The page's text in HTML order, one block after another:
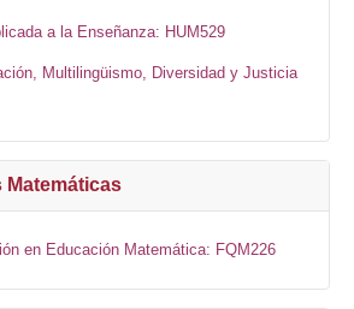
a la Enseñanza: HUM529
Multilingüismo, Diversidad y Justicia
Matemáticas
en Educación Matemática: FQM226